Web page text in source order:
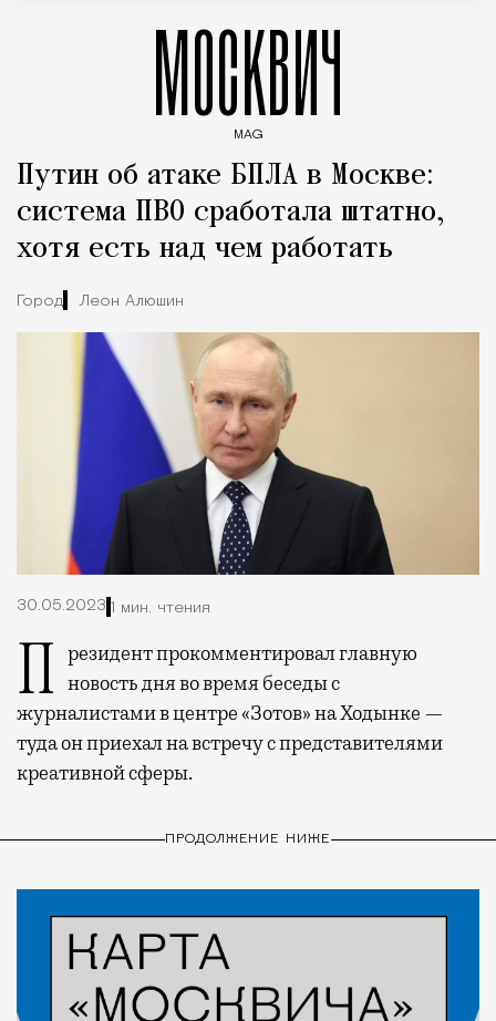
МОСКВИЧ
MAG
Путин об атаке БПЛА в Москве:
система ПВО сработала штатно,
хотя есть над чем работать
Город Леон Алюшин
30.05.2023 1 мин. чтения
Президент прокомментировал главную новость дня во время беседы с
журналистами в центре «Зотов» на Ходынке —
туда он приехал на встречу с представителями
креативной сферы.
ПРОДОЛЖЕНИЕ НИЖЕ